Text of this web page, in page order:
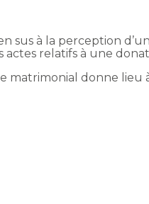
sus à la perception
relatifs à une
matrimonial donne